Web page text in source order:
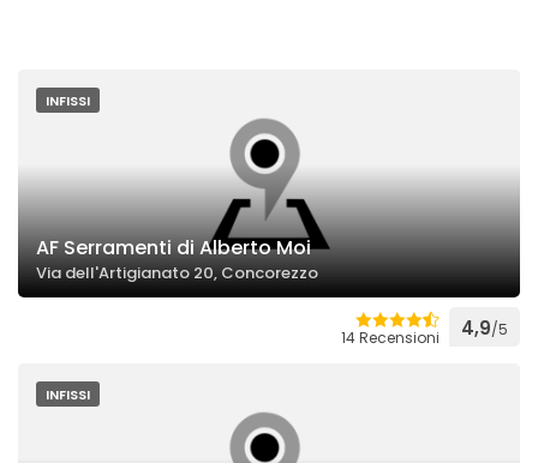
INFISSI
AF Serramenti di Alberto Moi
Via dell'Artigianato 20, Concorezzo
14 Recensioni 4,9/5
INFISSI